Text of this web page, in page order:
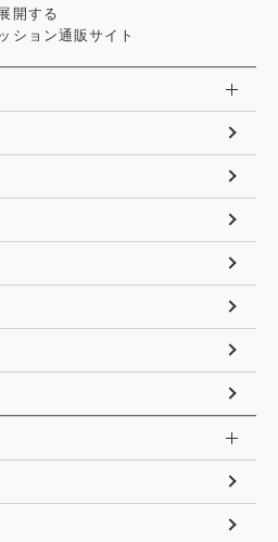
開する
ション通販サイト